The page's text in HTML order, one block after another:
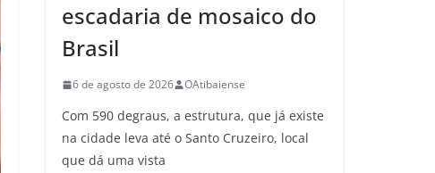
escadaria de mosaico do
Brasil
6 de agosto de 2026 OAtibaiense
Com 590 degraus, a estrutura, que já existe
na cidade leva até o Santo Cruzeiro, local
que dá uma vista